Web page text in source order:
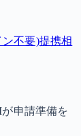
ン不要)提携相
申請準備を